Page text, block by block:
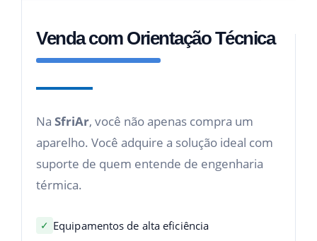
Venda com Orientação Técnica
Na SfriAr, você não apenas compra um
aparelho. Você adquire a solução ideal com
suporte de quem entende de engenharia
térmica.
✓ Equipamentos de alta eficiência